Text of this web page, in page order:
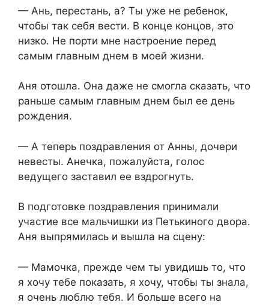
— Ань, перестань, а? Ты уже не ребенок,
чтобы так себя вести. В конце концов, это
низко. Не порти мне настроение перед
самым главным днем в моей жизни.
Аня отошла. Она даже не смогла сказать, что
раньше самым главным днем был ее день
рождения.
— А теперь поздравления от Анны, дочери
невесты. Анечка, пожалуйста, голос
ведущего заставил ее вздрогнуть.
В подготовке поздравления принимали
участие все мальчишки из Петькиного двора.
Аня выпрямилась и вышла на сцену:
— Мамочка, прежде чем ты увидишь то, что
я хочу тебе показать, я хочу, чтобы ты знала,
я очень люблю тебя. И больше всего на